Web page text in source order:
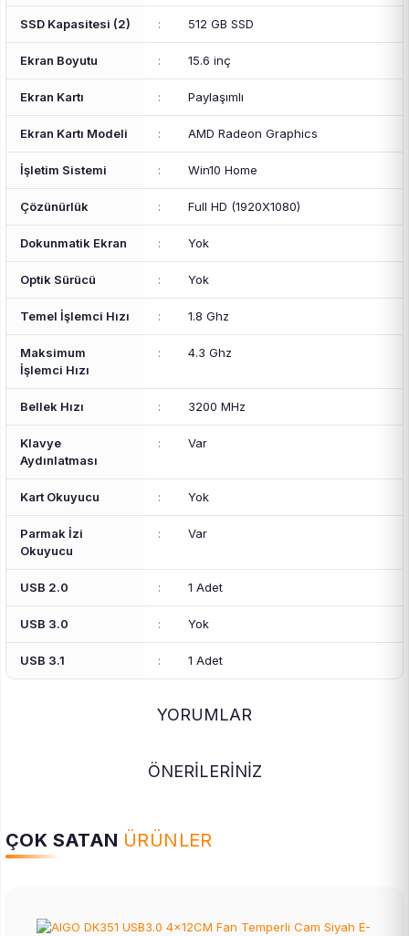
SSD Kapasitesi (2) : 512 GB SSD
Ekran Boyutu : 15.6 inç
Ekran Kartı : Paylaşımlı
Ekran Kartı Modeli : AMD Radeon Graphics
İşletim Sistemi : Win10 Home
Çözünürlük : Full HD (1920X1080)
Dokunmatik Ekran : Yok
Optik Sürücü : Yok
Temel İşlemci Hızı : 1.8 Ghz
Maksimum
İşlemci Hızı
: 4.3 Ghz
Bellek Hızı : 3200 MHz
Klavye
Aydınlatması
: Var
Kart Okuyucu : Yok
Parmak İzi
Okuyucu
: Var
USB 2.0 : 1 Adet
USB 3.0 : Yok
USB 3.1 : 1 Adet
YORUMLAR
ÖNERİLERİNİZ
ÇOK SATAN ÜRÜNLER